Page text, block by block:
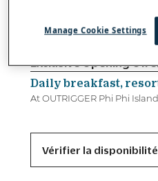
Exclusive Opening
Daily breakfast,
At OUTRIGGER Phi Phi
Vérifier la disponibilité
Manage Cookie Settings